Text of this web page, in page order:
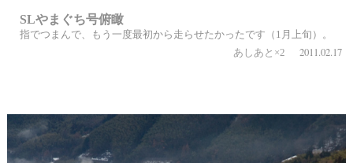
SLやまぐち号俯瞰
指でつまんで、もう一度最初から走らせたかったです（1月上旬）。
あしあと×2
2011.02.17